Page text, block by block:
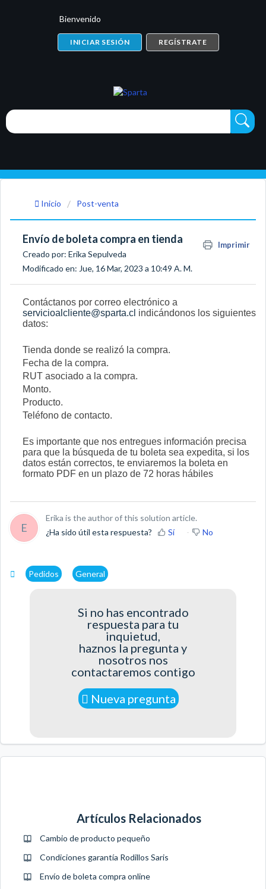
Bienvenido
INICIAR SESIÓN REGÍSTRATE
Inicio Post-venta
Envío de boleta compra en tienda Imprimir
Creado por: Erika Sepulveda
Modificado en: Jue, 16 Mar, 2023 a 10:49 A. M.
Contáctanos por correo electrónico a
servicioalcliente@sparta.cl indicándonos los siguientes
datos:
Tienda donde se realizó la compra.
Fecha de la compra.
RUT asociado a la compra.
Monto.
Producto.
Teléfono de contacto.
Es importante que nos entregues información precisa
para que la búsqueda de tu boleta sea expedita, si los
datos están correctos, te enviaremos la boleta en
formato PDF en un plazo de 72 horas hábiles
E
Erika is the author of this solution article.
¿Ha sido útil esta respuesta?
Sí No
Pedidos General
Si no has encontrado
respuesta para tu
inquietud,
haznos la pregunta y
nosotros nos
contactaremos contigo
Nueva pregunta
Artículos Relacionados
Cambio de producto pequeño
Condiciones garantía Rodillos Saris
Envío de boleta compra online